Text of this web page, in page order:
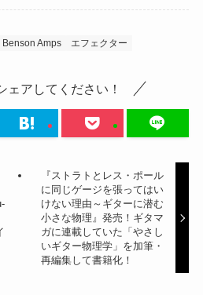
Benson Amps エフェクター
ェアしてください！
『ストラトとレス・ポール
に同じゲージを張ってはい
けない理由～ギターに潜む
小さな物理』発売！ギタマ
ガに連載していた「やさし
いギター物理学」を加筆・
再編集して書籍化！